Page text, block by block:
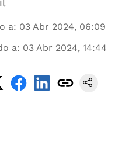
a: 03 Abr 2024, 06:09
a: 03 Abr 2024, 14:44